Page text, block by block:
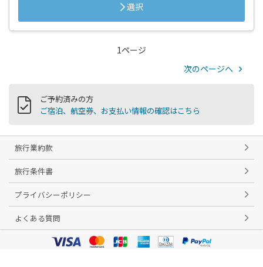
選択
1ページ
次のページへ
ご予約済みの方
ご宿泊、航空券、お支払い情報の確認はこちら
旅行業約款
旅行条件書
プライバシーポリシー
よくある質問